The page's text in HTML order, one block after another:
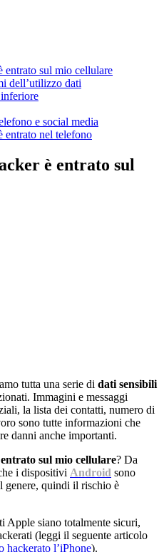
entrato sul mio cellulare
dell’utilizzo dati
e social media
entrato nel telefono
è entrato sul
tutta una serie di dati sensibili
Immagini e messaggi
la lista dei contatti, numero di
sono tutte informazioni che
danni anche importanti.
sul mio cellulare? Da
i dispositivi Android sono
quindi il rischio è
Apple siano totalmente sicuri,
(leggi il seguente articolo
hackerato l’iPhone).